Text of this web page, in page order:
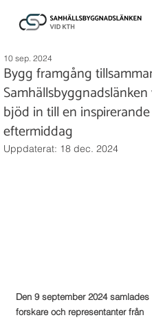
Bygg framgång
bjöd in till en inspirerande
eftermiddag
10 sep. 2024
Uppdaterat: 18 dec. 2024
Den 9 september 2024 samlades
forskare och representanter från